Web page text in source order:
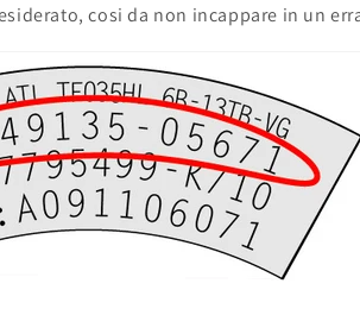
cosi da non incappare in un